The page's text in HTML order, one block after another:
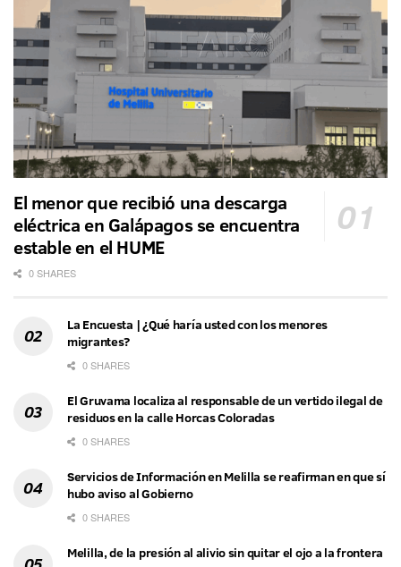
El menor que recibió una descarga
eléctrica en Galápagos se encuentra
estable en el HUME
0 SHARES
La Encuesta | ¿Qué haría usted con los menores
migrantes?
0 SHARES
El Gruvama localiza al responsable de un vertido ilegal de
residuos en la calle Horcas Coloradas
0 SHARES
Servicios de Información en Melilla se reafirman en que sí
hubo aviso al Gobierno
0 SHARES
Melilla, de la presión al alivio sin quitar el ojo a la frontera